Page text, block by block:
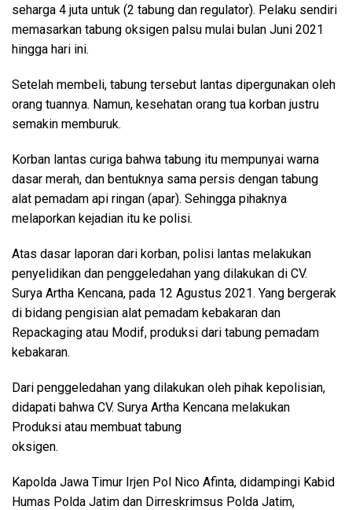
seharga 4 juta untuk (2 tabung dan regulator). Pelaku sendiri
memasarkan tabung oksigen palsu mulai bulan Juni 2021
hingga hari ini.
Setelah membeli, tabung tersebut lantas dipergunakan oleh
orang tuannya. Namun, kesehatan orang tua korban justru
semakin memburuk.
Korban lantas curiga bahwa tabung itu mempunyai warna
dasar merah, dan bentuknya sama persis dengan tabung
alat pemadam api ringan (apar). Sehingga pihaknya
melaporkan kejadian itu ke polisi.
Atas dasar laporan dari korban, polisi lantas melakukan
penyelidikan dan penggeledahan yang dilakukan di CV.
Surya Artha Kencana, pada 12 Agustus 2021. Yang bergerak
di bidang pengisian alat pemadam kebakaran dan
Repackaging atau Modif, produksi dari tabung pemadam
kebakaran.
Dari penggeledahan yang dilakukan oleh pihak kepolisian,
didapati bahwa CV. Surya Artha Kencana melakukan
Produksi atau membuat tabung
oksigen.
Kapolda Jawa Timur Irjen Pol Nico Afinta, didampingi Kabid
Humas Polda Jatim dan Dirreskrimsus Polda Jatim,